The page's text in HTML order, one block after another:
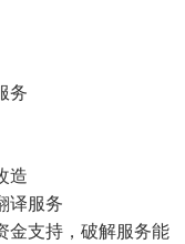
务
造
译服务
金支持，破解服务能